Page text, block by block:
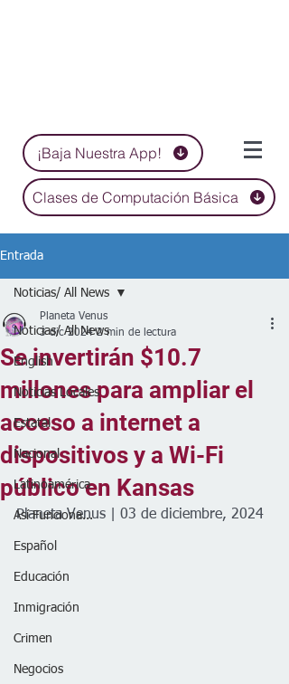
¡Baja Nuestra App!
Clases de Computación Básica
Entrada
Noticias/ All News
English
Noticias Locales
Estatal
Nacional
Latinoamérica
Así Funciona...
Español
Educación
Inmigración
Crimen
Negocios
Noticias/ All News
Se invertirán $10.7
millones para ampliar el
acceso a internet a
dispositivos y a Wi-Fi
público en Kansas
Planeta Venus
3 dic 2024 2 min de lectura
Planeta Venus | 03 de diciembre, 2024